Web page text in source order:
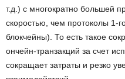
т.д.) с многократно большей
скоростью, чем протоколы 1-
блокчейны). То есть такое
ончейн-транзакций за счет
сокращает затраты и резко